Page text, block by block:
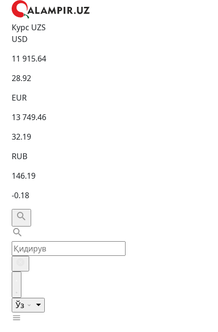
Курс UZS
USD
11 915.64
28.92
EUR
13 749.46
32.19
RUB
146.19
-0.18
Ўз